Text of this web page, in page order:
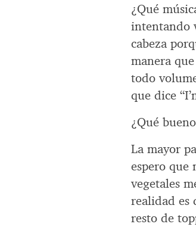
¿Qué
intentando
cabeza
manera
todo
que dice
¿Qué
La mayor
espero que
vegetales
realidad es
resto de